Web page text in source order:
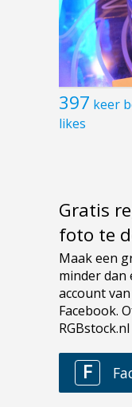
397 keer
likes
Gratis
foto te